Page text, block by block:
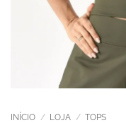
INÍCIO / LOJA / TOPS